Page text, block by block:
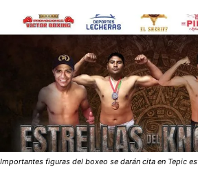
Importantes figuras del boxeo se darán cita en Tepic